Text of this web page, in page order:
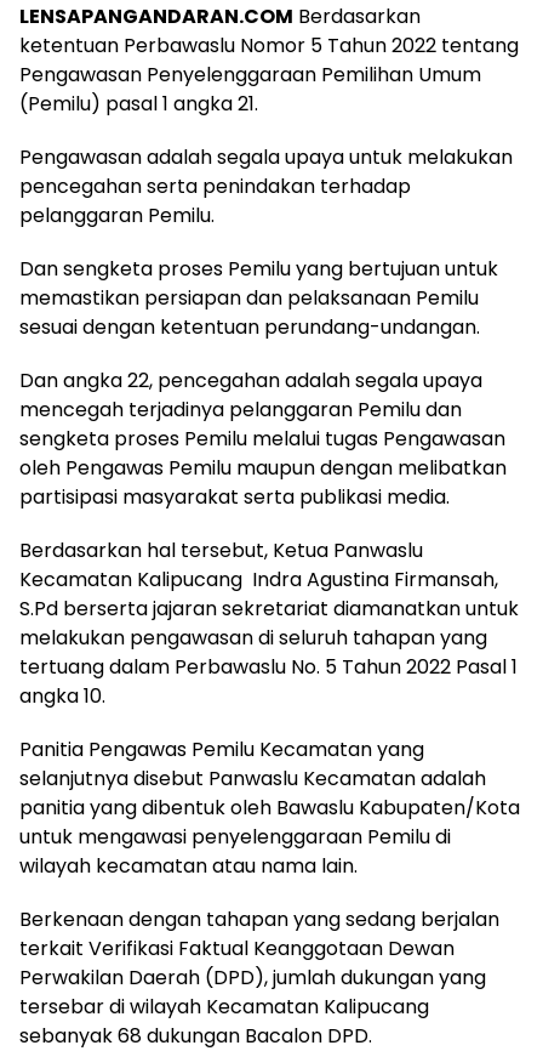
LENSAPANGANDARAN.COM Berdasarkan
ketentuan Perbawaslu Nomor 5 Tahun 2022 tentang
Pengawasan Penyelenggaraan Pemilihan Umum
(Pemilu) pasal 1 angka 21.
Pengawasan adalah segala upaya untuk melakukan
pencegahan serta penindakan terhadap
pelanggaran Pemilu.
Dan sengketa proses Pemilu yang bertujuan untuk
memastikan persiapan dan pelaksanaan Pemilu
sesuai dengan ketentuan perundang-undangan.
Dan angka 22, pencegahan adalah segala upaya
mencegah terjadinya pelanggaran Pemilu dan
sengketa proses Pemilu melalui tugas Pengawasan
oleh Pengawas Pemilu maupun dengan melibatkan
partisipasi masyarakat serta publikasi media.
Berdasarkan hal tersebut, Ketua Panwaslu
Kecamatan Kalipucang Indra Agustina Firmansah,
S.Pd berserta jajaran sekretariat diamanatkan untuk
melakukan pengawasan di seluruh tahapan yang
tertuang dalam Perbawaslu No. 5 Tahun 2022 Pasal 1
angka 10.
Panitia Pengawas Pemilu Kecamatan yang
selanjutnya disebut Panwaslu Kecamatan adalah
panitia yang dibentuk oleh Bawaslu Kabupaten/Kota
untuk mengawasi penyelenggaraan Pemilu di
wilayah kecamatan atau nama lain.
Berkenaan dengan tahapan yang sedang berjalan
terkait Verifikasi Faktual Keanggotaan Dewan
Perwakilan Daerah (DPD), jumlah dukungan yang
tersebar di wilayah Kecamatan Kalipucang
sebanyak 68 dukungan Bacalon DPD.